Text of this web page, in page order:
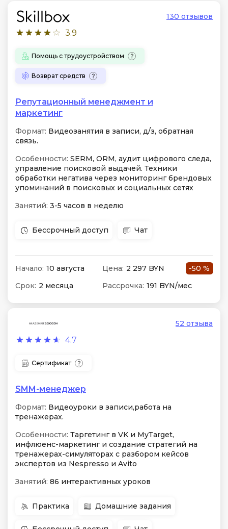
3.9
130 отзывов
Помощь с трудоустройством
Возврат средств
Репутационный менеджмент и
маркетинг
Формат: Видеозанятия в записи, д/з, обратная
связь.
Особенности: SERM, ORM, аудит цифрового следа,
управление поисковой выдачей. Техники
обработки негатива через мониторинг брендовых
упоминаний в поисковых и социальных сетях
Занятий: 3-5 часов в неделю
Бессрочный доступ Чат
Начало: 10 августа Цена: 2 297 BYN
-50 %
Срок: 2 месяца Рассрочка: 191 BYN/мес
4.7
52 отзыва
Сертификат
SMM-менеджер
Формат: Видеоуроки в записи,работа на
тренажерах.
Особенности: Таргетинг в VK и MyTarget,
инфлюенс-маркетинг и создание стратегий на
тренажерах-симуляторах с разбором кейсов
экспертов из Nespresso и Avito
Занятий: 86 интерактивных уроков
Практика Домашние задания